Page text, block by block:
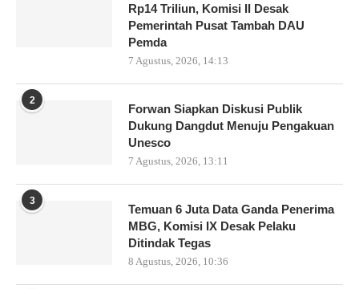
Rp14 Triliun, Komisi II Desak
Pemerintah Pusat Tambah DAU
Pemda
7 Agustus, 2026, 14:13
2
Forwan Siapkan Diskusi Publik
Dukung Dangdut Menuju Pengakuan
Unesco
7 Agustus, 2026, 13:11
3
Temuan 6 Juta Data Ganda Penerima
MBG, Komisi IX Desak Pelaku
Ditindak Tegas
8 Agustus, 2026, 10:36